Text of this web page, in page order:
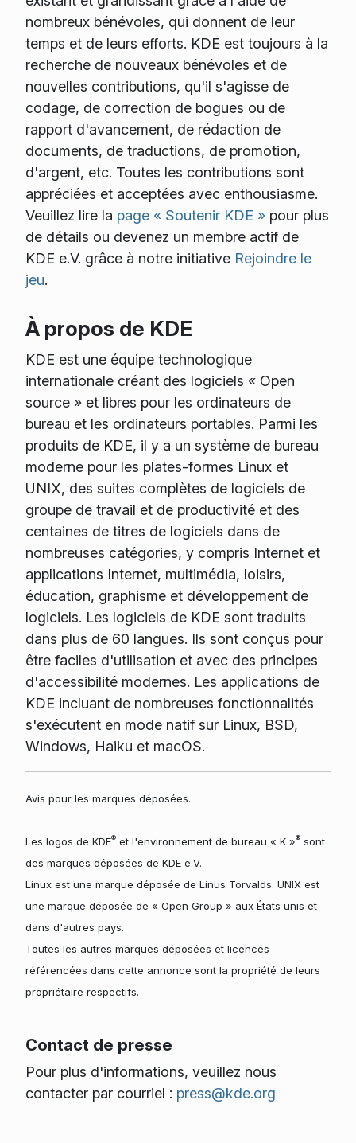
nombreux bénévoles, qui donnent de leur
temps et de leurs efforts. KDE est toujours à la
recherche de nouveaux bénévoles et de
nouvelles contributions, qu'il s'agisse de
codage, de correction de bogues ou de
rapport d'avancement, de rédaction de
documents, de traductions, de promotion,
d'argent, etc. Toutes les contributions sont
appréciées et acceptées avec enthousiasme.
Veuillez lire la page « Soutenir KDE »pour plus
de détails ou devenez un membre actif de
KDE e.V. grâce à notre initiative Rejoindre le
jeu.
À propos de KDE
KDE est une équipe technologique
internationale créant des logiciels « Open
source » et libres pour les ordinateurs de
bureau et les ordinateurs portables. Parmi les
produits de KDE, il y a un système de bureau
moderne pour les plates-formes Linux et
UNIX, des suites complètes de logiciels de
groupe de travail et de productivité et des
centaines de titres de logiciels dans de
nombreuses catégories, y compris Internet et
applications Internet, multimédia, loisirs,
éducation, graphisme et développement de
logiciels. Les logiciels de KDE sont traduits
dans plus de 60 langues. Ils sont conçus pour
être faciles d'utilisation et avec des principes
d'accessibilité modernes. Les applications de
KDE incluant de nombreuses fonctionnalités
s'exécutent en mode natif sur Linux, BSD,
Windows, Haiku et macOS.
Avis pour les marques déposées.
Les logos de KDE®et l'environnement de bureau « K »®sont
des marques déposées de KDE e.V.
Linux est une marque déposée de Linus Torvalds. UNIX est
une marque déposée de « Open Group » aux États unis et
dans d'autres pays.
Toutes les autres marques déposées et licences
référencées dans cette annonce sont la propriété de leurs
propriétaire respectifs.
Contact de presse
Pour plus d'informations, veuillez nous
contacter par courriel : press@kde.org